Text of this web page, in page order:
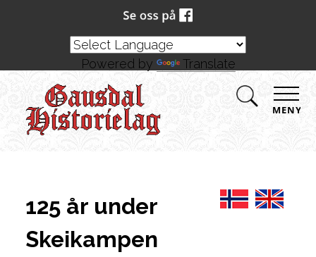
MENY
125 år under
Skeikampen
Powered by Translate